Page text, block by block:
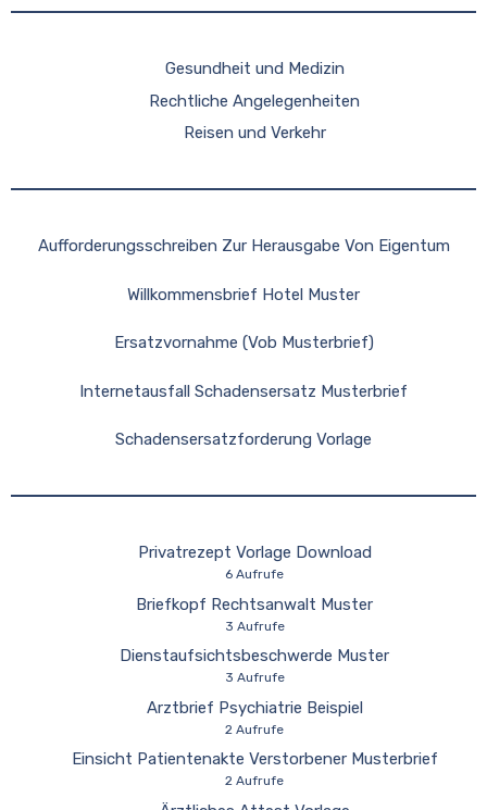
Gesundheit und Medizin
Rechtliche Angelegenheiten
Reisen und Verkehr
Aufforderungsschreiben Zur Herausgabe Von Eigentum
Willkommensbrief Hotel Muster
Ersatzvornahme (Vob Musterbrief)
Internetausfall Schadensersatz Musterbrief
Schadensersatzforderung Vorlage
Privatrezept Vorlage Download
6 Aufrufe
Briefkopf Rechtsanwalt Muster
3 Aufrufe
Dienstaufsichtsbeschwerde Muster
3 Aufrufe
Arztbrief Psychiatrie Beispiel
2 Aufrufe
Einsicht Patientenakte Verstorbener Musterbrief
2 Aufrufe